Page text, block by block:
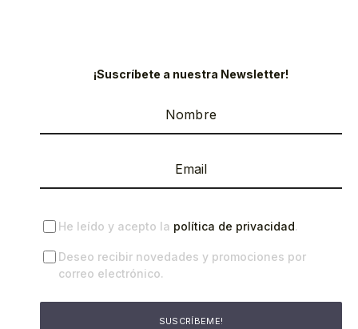
¡Suscríbete a nuestra Newsletter!
He leído y acepto la política de privacidad.
Deseo recibir novedades y promociones por
correo electrónico.